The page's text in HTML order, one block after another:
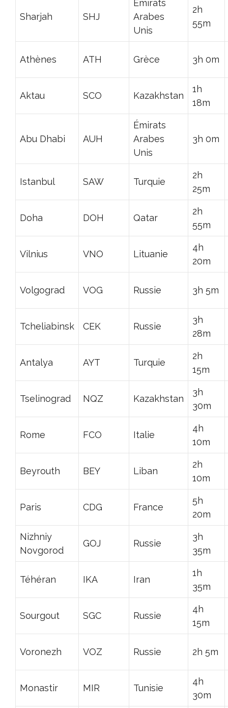
Sharjah SHJ
Émirats
Arabes
Unis
2h
55m
Athènes ATH Grèce 3h 0m
Aktau SCO Kazakhstan
1h
18m
Abu Dhabi AUH
Émirats
Arabes
Unis
3h 0m
Istanbul SAW Turquie
2h
25m
Doha DOH Qatar
2h
55m
Vilnius VNO Lituanie
4h
20m
Volgograd VOG Russie 3h 5m
Tcheliabinsk CEK Russie
3h
28m
Antalya AYT Turquie
2h
15m
Tselinograd NQZ Kazakhstan
3h
30m
Rome FCO Italie
4h
10m
Beyrouth BEY Liban
2h
10m
Paris CDG France
5h
20m
Nizhniy
Novgorod
GOJ Russie
3h
35m
Téhéran IKA Iran
1h
35m
Sourgout SGC Russie
4h
15m
Voronezh VOZ Russie 2h 5m
Monastir MIR Tunisie
4h
30m